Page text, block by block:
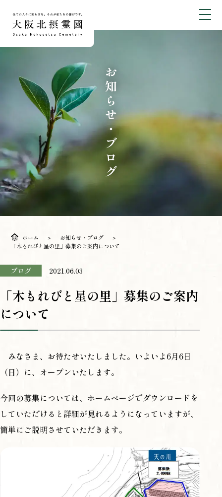
お知らせ・ブログ
ホーム
お知らせ・ブログ
「木もれびと星の里」募集のご案内について
ブログ 2021.06.03
「木もれびと星の里」募集のご案内
について
みなさま、お待たせいたしました。いよいよ6月6日
（日）に、オープンいたします。
今回の募集については、ホームページでダウンロードを
していただけると詳細が見れるようになっていますが、
簡単にご説明させていただきます。